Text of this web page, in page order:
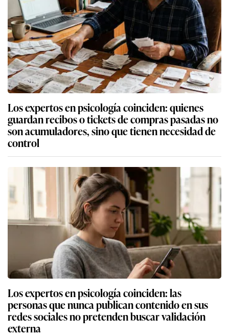
Los expertos en psicología coinciden: quienes
guardan recibos o tickets de compras pasadas no
son acumuladores, sino que tienen necesidad de
control
Los expertos en psicología coinciden: las
personas que nunca publican contenido en sus
redes sociales no pretenden buscar validación
externa